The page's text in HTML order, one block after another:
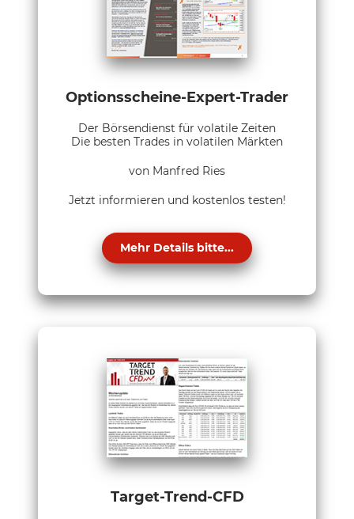
Optionsscheine-Expert-Trader
Der Börsendienst für volatile Zeiten
Die besten Trades in volatilen Märkten
von Manfred Ries
Jetzt informieren und kostenlos testen!
Mehr Details bitte...
Target-Trend-CFD